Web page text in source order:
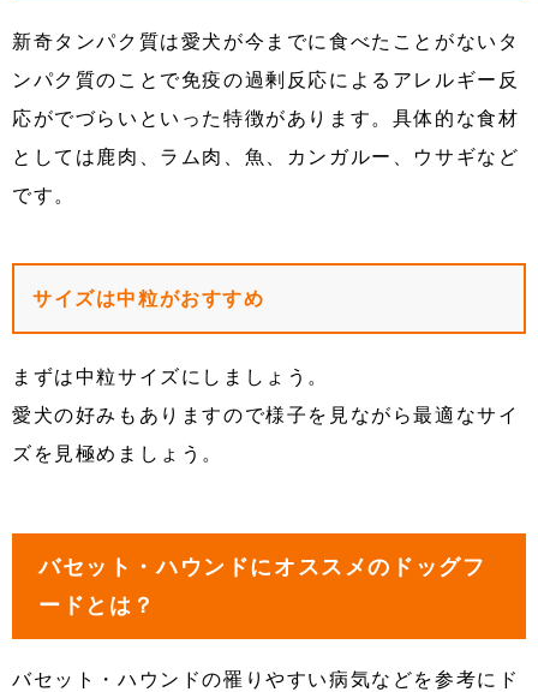
新奇タンパク質は愛犬が今までに食べたことがないタ
ンパク質のことで免疫の過剰反応によるアレルギー反
応がでづらいといった特徴があります。具体的な食材
としては鹿肉、ラム肉、魚、カンガルー、ウサギなど
です。
サイズは中粒がおすすめ
まずは中粒サイズにしましょう。
愛犬の好みもありますので様子を見ながら最適なサイ
ズを見極めましょう。
バセット・ハウンドにオススメのドッグフ
ードとは？
バセット・ハウンドの罹りやすい病気などを参考にド